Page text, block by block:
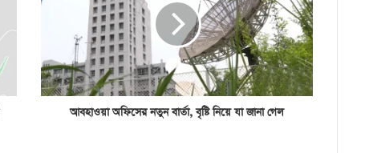
আবহাওয়া অফিসের নতুন বার্তা, বৃষ্টি নিয়ে যা জানা গেল